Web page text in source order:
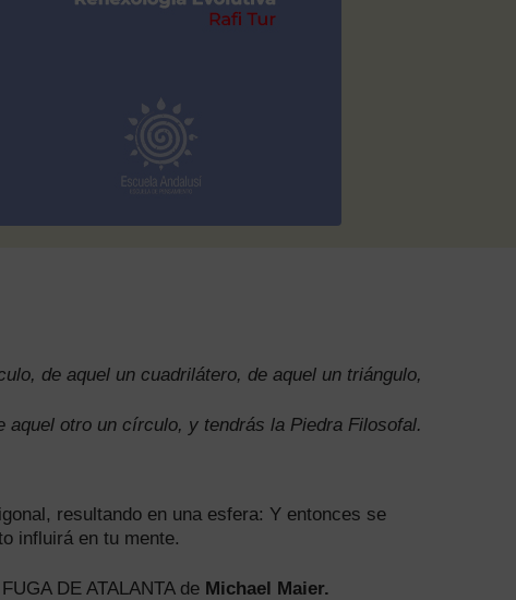
de aquel un cuadrilátero, de aquel un triángulo,
aquel otro un círculo, y tendrás la Piedra Filosofal.
resultando en una esfera: Y entonces se
influirá en tu mente.
DE ATALANTA de Michael Maier.